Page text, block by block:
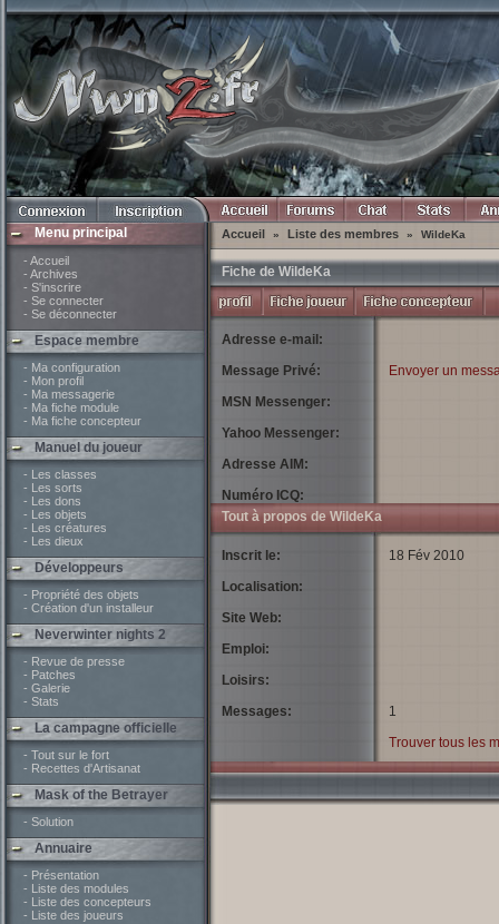
Menu principal
- Accueil
- Archives
- S'inscrire
- Se connecter
- Se déconnecter
Espace membre
- Ma configuration
- Mon profil
- Ma messagerie
- Ma fiche module
- Ma fiche concepteur
Manuel du joueur
- Les classes
- Les sorts
- Les dons
- Les objets
- Les créatures
- Les dieux
Développeurs
- Propriété des objets
- Création d'un installeur
Neverwinter nights 2
- Revue de presse
- Patches
- Galerie
- Stats
La campagne officielle
- Tout sur le fort
- Recettes d'Artisanat
Mask of the Betrayer
- Solution
Annuaire
- Présentation
- Liste des modules
- Liste des concepteurs
- Liste des joueurs
Accueil » Liste des membres » WildeKa
Fiche de WildeKa
Adresse e-mail:
Message Privé:
MSN Messenger:
Yahoo Messenger:
Adresse AIM:
Numéro ICQ:
Envoyer un
Tout à propos de WildeKa
Inscrit le:
Localisation:
Site Web:
Emploi:
Loisirs:
Messages:
18 Fév 2010
1
Trouver tous les